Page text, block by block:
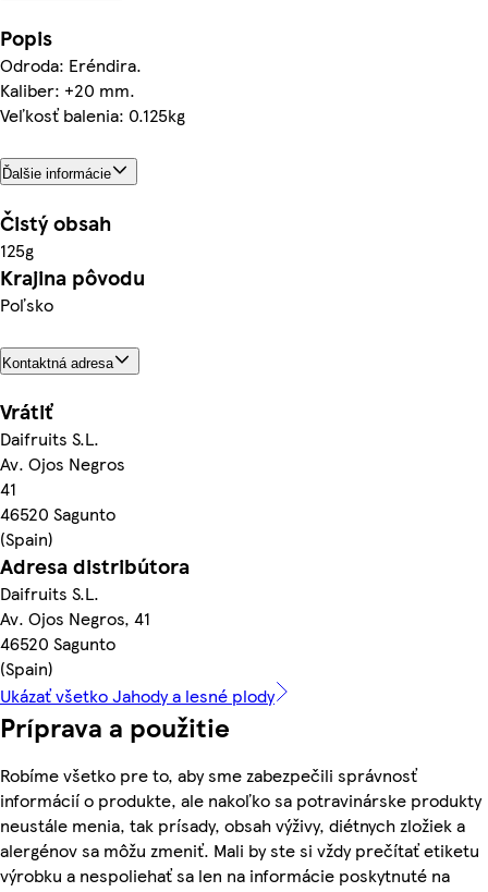
Popis
Odroda: Eréndira.
Kaliber: +20 mm.
Veľkosť balenia: 0.125kg
Ďalšie informácie
Čistý obsah
125g
Krajina pôvodu
Poľsko
Kontaktná adresa
Vrátiť
Daifruits S.L.
Av. Ojos Negros
41
46520 Sagunto
(Spain)
Adresa distribútora
Daifruits S.L.
Av. Ojos Negros, 41
46520 Sagunto
(Spain)
Ukázať všetko Jahody a lesné plody
Príprava a použitie
Robíme všetko pre to, aby sme zabezpečili správnosť
informácií o produkte, ale nakoľko sa potravinárske produkty
neustále menia, tak prísady, obsah výživy, diétnych zložiek a
alergénov sa môžu zmeniť. Mali by ste si vždy prečítať etiketu
výrobku a nespoliehať sa len na informácie poskytnuté na